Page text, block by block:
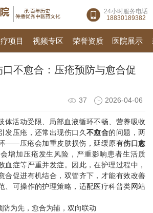
24小时服务电话
18830189382
项目 视频专区 荣誉资质 医院展示
不愈合：压疮预防与愈合促
37 2026-04-06
体活动受限、局部血液循环不畅、营养吸收
发压疮，还常出现伤口久不愈合的问题，两
——压疮会加重皮肤损伤，延缓原有伤口愈
会增加压疮发生风险，严重影响患者生活质
血症等严重并发症。因此，在护理过程中，
合促进有机结合，双管齐下，才能有效改善
、可操作的护理策略，适配医疗科普类网站
防为先，愈合为辅，双向联动